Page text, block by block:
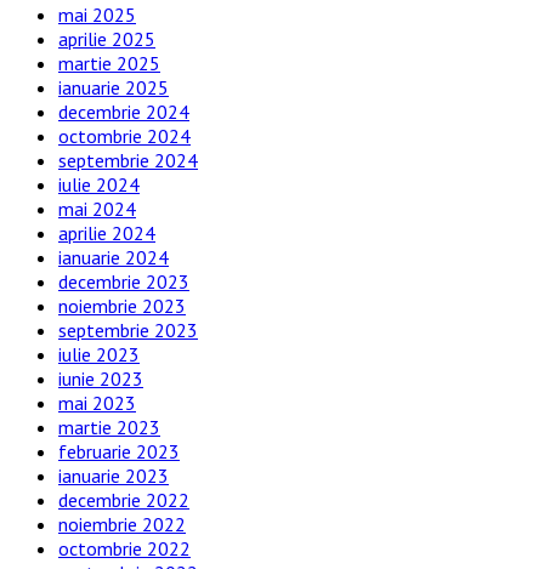
mai 2025
aprilie 2025
martie 2025
ianuarie 2025
decembrie 2024
octombrie 2024
septembrie 2024
iulie 2024
mai 2024
aprilie 2024
ianuarie 2024
decembrie 2023
noiembrie 2023
septembrie 2023
iulie 2023
iunie 2023
mai 2023
martie 2023
februarie 2023
ianuarie 2023
decembrie 2022
noiembrie 2022
octombrie 2022